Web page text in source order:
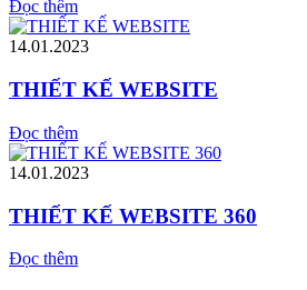
Đọc thêm
14.01.2023
THIẾT KẾ WEBSITE
Đọc thêm
14.01.2023
THIẾT KẾ WEBSITE 360
Đọc thêm